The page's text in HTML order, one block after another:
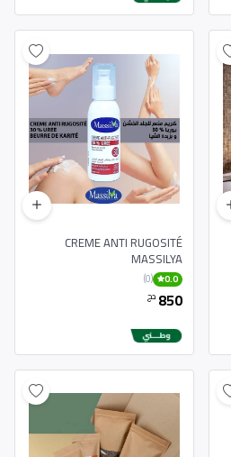
CREME ANTI RUGOSITÉ
MASSILYA
0.0
(0)
850 دج